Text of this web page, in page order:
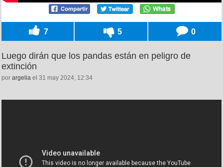
7 5 0
Luego dirán que los pandas están en peligro de
extinción
por argelia el 31 may 2024, 12:34